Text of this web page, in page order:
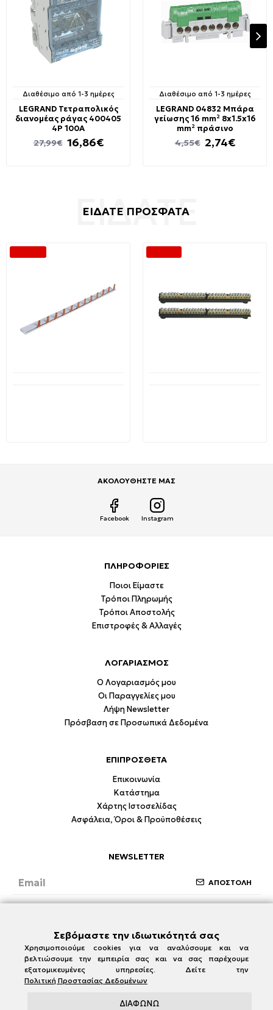
Διαθέσιμο από 1-3 ημέρες
LEGRAND Τετραπολικός
διανομέας ράγας 400405
4P 100Α
16,86€
27,99€
Διαθέσιμο από 1-3 ημέρες
LEGRAND 04832 Μπάρα
γείωσης 16 mm² 8x1.5x16
mm² πράσινο
2,74€
4,55€
ΕΙΔΑΤΕ ΠΡΟΣΦΑΤΑ
ΑΚΟΛΟΥΘΗΣΤΕ ΜΑΣ
Facebook Instagram
ΠΛΗΡΟΦΟΡΙΕΣ
Ποιοι Είμαστε
Τρόποι Πληρωμής
Τρόποι Αποστολής
Επιστροφές & Αλλαγές
ΛΟΓΑΡΙΑΣΜΟΣ
Ο Λογαριασμός μου
Οι Παραγγελίες μου
Λήψη Newsletter
Πρόσβαση σε Προσωπικά Δεδομένα
ΕΠΙΠΡΟΣΘΕΤΑ
Επικοινωνία
Κατάστημα
Χάρτης Ιστοσελίδας
Ασφάλεια, Όροι & Προϋποθέσεις
NEWSLETTER
ΑΠΟΣΤΟΛΗ
Σεβόμαστε την ιδιωτικότητά σας
Χρησιμοποιούμε cookies για να αναλύσουμε και να
βελτιώσουμε την εμπειρία σας και να σας παρέχουμε
εξατομικευμένες υπηρεσίες. Δείτε την
Πολιτική Προστασίας Δεδομένων
ΔΙΑΦΩΝΩ